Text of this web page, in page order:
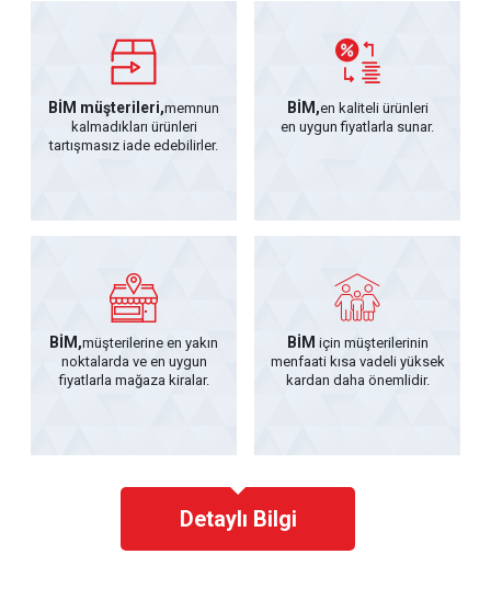
BİM müşterileri,memnun
kalmadıkları ürünleri
tartışmasız iade edebilirler.
BİM,en kaliteli ürünleri
en uygun fiyatlarla sunar.
BİM,müşterilerine en yakın
noktalarda ve en uygun
fiyatlarla mağaza kiralar.
BİM için müşterilerinin
menfaati kısa vadeli yüksek
kardan daha önemlidir.
Detaylı Bilgi